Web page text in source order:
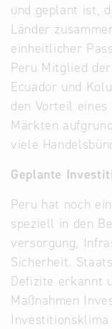
und geplant ist,
Länder
einheitlicher
Peru Mitglied
Ecuador und
den Vorteil
Märkten
viele
Geplante
Peru hat noch
speziell in den
versorgung,
Sicherheit.
Defizite erkannt
Maßnahmen
Investitionsklima